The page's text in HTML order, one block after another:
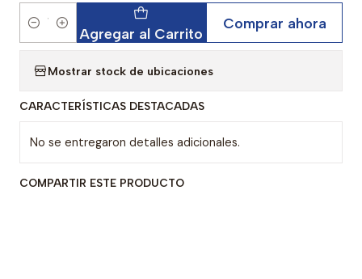
Cantidad Agregar al Carrito
Comprar ahora
Mostrar stock de ubicaciones
CARACTERÍSTICAS DESTACADAS
No se entregaron detalles adicionales.
COMPARTIR ESTE PRODUCTO